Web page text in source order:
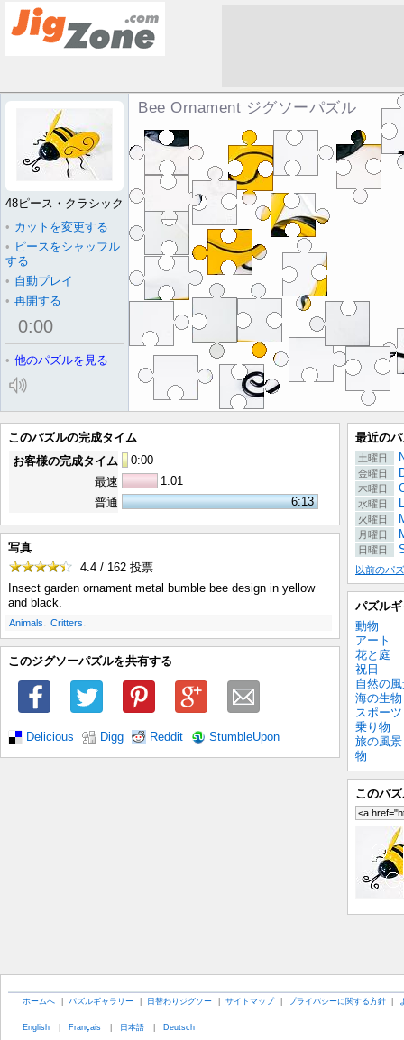
Bee Ornament ジグソーパズル
48ピース・クラシック
• カットを変更する
• ピースをシャッフル
する
• 自動プレイ
• 再開する
0:00
• 他のパズルを見る
このパズルの完成タイム
お客様の完成タイム
0:00
最速
1:01
普通
6:13
写真
4.4 / 162 投票
Insect garden ornament metal bumble bee design in yellow
and black.
Animals Critters
このジグソーパズルを共有する
Delicious Digg Reddit StumbleUpon
最近の
土曜日
金曜日
木曜日
水曜日
火曜日
月曜日
日曜日
以前のパ
パズル
動物
アート
花と庭
祝日
自然の
海の生物
スポーツ
乗り物
旅の風景
物
このパ
ホームへ | パズルギャラリー | 日替わりジグソー | サイトマップ | プライバシーに関する方針 |
English | Français | 日本語 | Deutsch